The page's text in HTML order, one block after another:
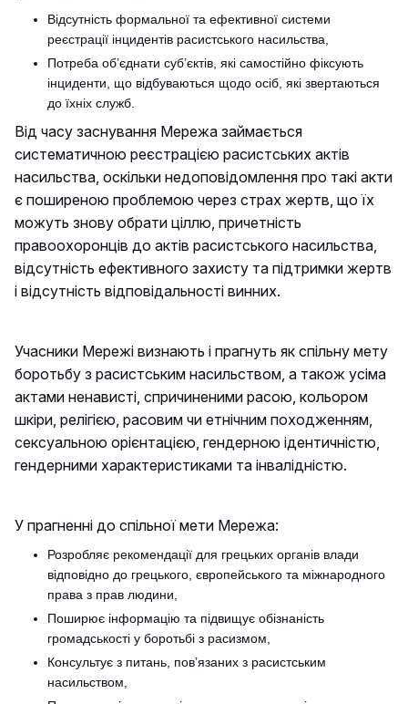
Відсутність формальної та ефективної системи
реєстрації інцидентів расистського насильства,
Потреба об’єднати суб’єктів, які самостійно фіксують
інциденти, що відбуваються щодо осіб, які звертаються
до їхніх служб.
Від часу заснування Мережа займається
систематичною реєстрацією расистських актів
насильства, оскільки недоповідомлення про такі акти
є поширеною проблемою через страх жертв, що їх
можуть знову обрати ціллю, причетність
правоохоронців до актів расистського насильства,
відсутність ефективного захисту та підтримки жертв
і відсутність відповідальності винних.
Учасники Мережі визнають і прагнуть як спільну мету
боротьбу з расистським насильством, а також усіма
актами ненависті, спричиненими расою, кольором
шкіри, релігією, расовим чи етнічним походженням,
сексуальною орієнтацією, гендерною ідентичністю,
гендерними характеристиками та інвалідністю.
У прагненні до спільної мети Мережа:
Розробляє рекомендації для грецьких органів влади
відповідно до грецького, європейського та міжнародного
права з прав людини,
Поширює інформацію та підвищує обізнаність
громадськості у боротьбі з расизмом,
Консультує з питань, пов’язаних з расистським
насильством,